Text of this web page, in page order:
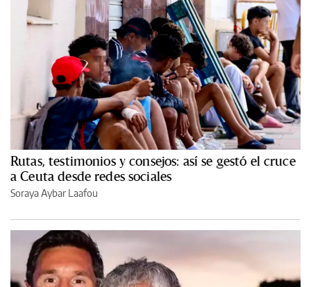
Rutas, testimonios y consejos: así se gestó el cruce
a Ceuta desde redes sociales
Soraya Aybar Laafou